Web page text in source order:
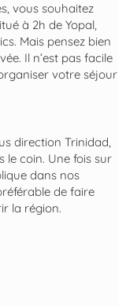
vous souhaitez
à 2h de Yopal,
Mais pensez bien
Il n’est pas facile
votre séjour
direction Trinidad,
le coin. Une fois sur
dans nos
de faire
la région.